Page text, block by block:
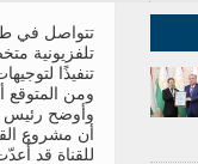
تتواصل في
تلفزيونية
تنفيذًا
ومن المتوقع
وأوضح رئيس
أن مشروع
للقناة قد